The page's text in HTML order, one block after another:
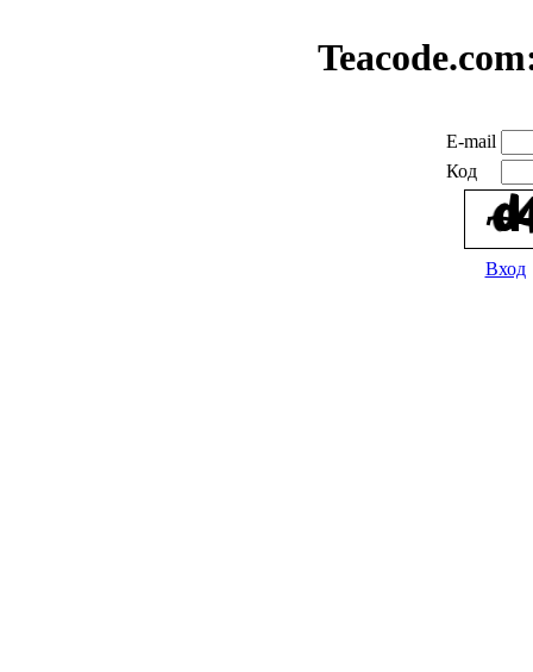
E-mail
Код
Вход